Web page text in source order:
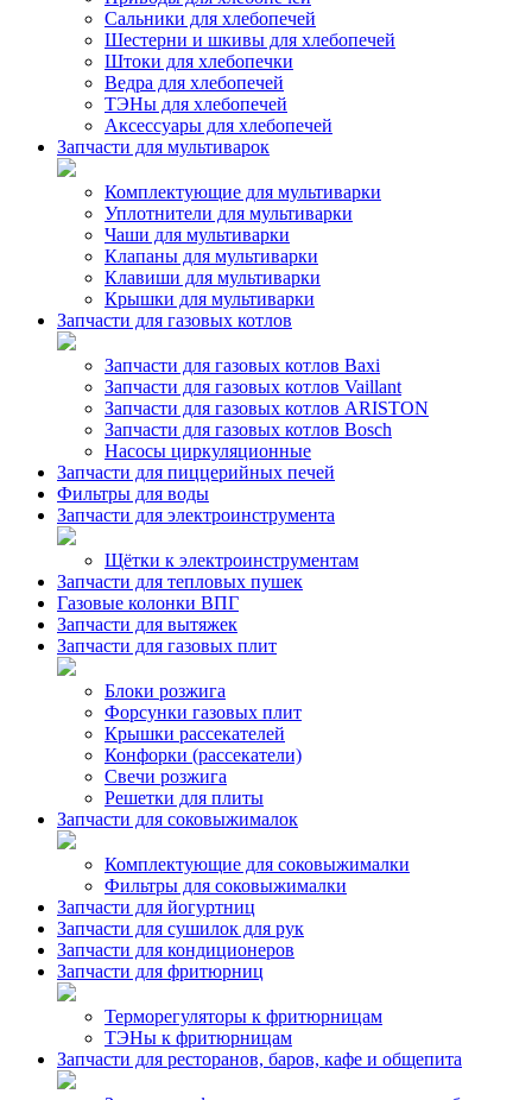
Сальники для хлебопечей
Шестерни и шкивы для хлебопечей
Штоки для хлебопечки
Ведра для хлебопечей
ТЭНы для хлебопечей
Аксессуары для хлебопечей
Запчасти для мультиварок
Комплектующие для мультиварки
Уплотнители для мультиварки
Чаши для мультиварки
Клапаны для мультиварки
Клавиши для мультиварки
Крышки для мультиварки
Запчасти для газовых котлов
Запчасти для газовых котлов Baxi
Запчасти для газовых котлов Vaillant
Запчасти для газовых котлов ARISTON
Запчасти для газовых котлов Bosch
Насосы циркуляционные
Запчасти для пиццерийных печей
Фильтры для воды
Запчасти для электроинструмента
Щётки к электроинструментам
Запчасти для тепловых пушек
Газовые колонки ВПГ
Запчасти для вытяжек
Запчасти для газовых плит
Блоки розжига
Форсунки газовых плит
Крышки рассекателей
Конфорки (рассекатели)
Свечи розжига
Решетки для плиты
Запчасти для соковыжималок
Комплектующие для соковыжималки
Фильтры для соковыжималки
Запчасти для йогуртниц
Запчасти для сушилок для рук
Запчасти для кондиционеров
Запчасти для фритюрниц
Терморегуляторы к фритюрницам
ТЭНы к фритюрницам
Запчасти для ресторанов, баров, кафе и общепита